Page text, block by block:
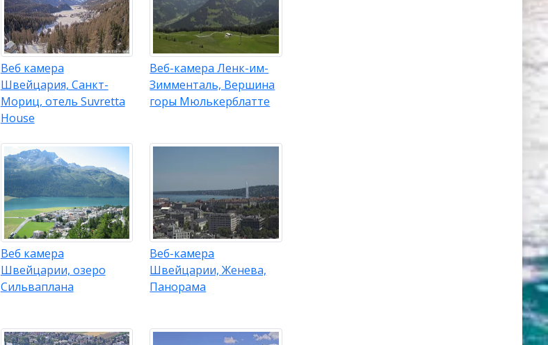
Веб камера
Швейцария, Санкт-
Мориц, отель Suvretta
House
Веб-камера Ленк-им-
Зимменталь, Вершина
горы Мюлькерблатте
Веб камера
Швейцарии, озеро
Сильваплана
Веб-камера
Швейцарии, Женева,
Панорама